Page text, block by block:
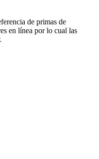
de primas de
en línea por lo cual las